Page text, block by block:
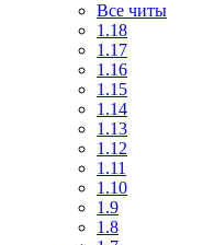
Все читы
1.18
1.17
1.16
1.15
1.14
1.13
1.12
1.11
1.10
1.9
1.8